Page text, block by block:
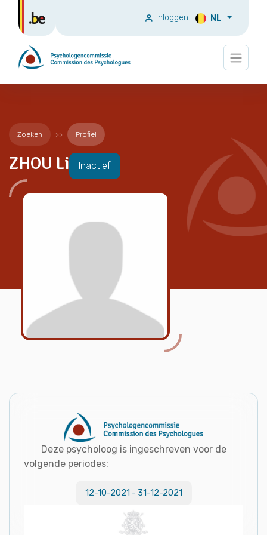
Inloggen NL
Zoeken Profiel
ZHOU Li Inactief
Deze psycholoog is ingeschreven voor de
volgende periodes:
12-10-2021 - 31-12-2021